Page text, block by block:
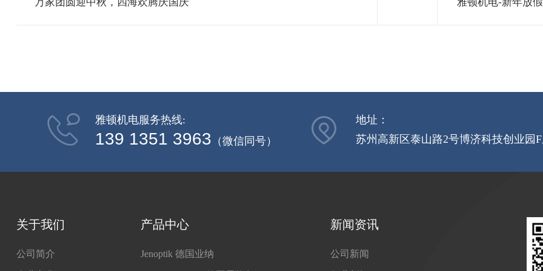
万家团圆迎中秋，四海欢腾庆国庆 雅顿机电-新年放
雅顿机电服务热线:
139 1351 3963 （微信同号）
地址：
苏州高新区泰山路2号博济科技创业园F
关于我们
公司简介
产品中心
Jenoptik 德国业纳
新闻资讯
公司新闻